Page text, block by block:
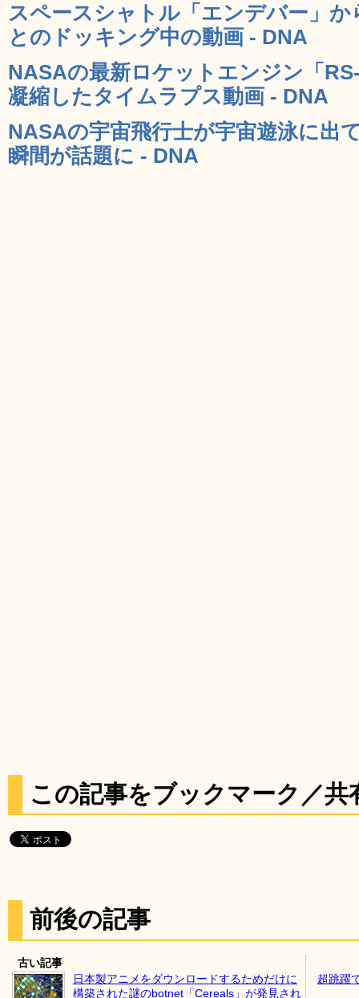
スペースシャトル「エンデバー」
とのドッキング中の動画 - DNA
NASAの最新ロケットエンジン「
凝縮したタイムラプス動画 - DNA
NASAの宇宙飛行士が宇宙遊泳に出
瞬間が話題に - DNA
この記事をブックマーク／共
前後の記事
古い記事
日本製アニメをダウンロードするためだけに
構築された謎のbotnet「Cereals」が発見され
超跳躍